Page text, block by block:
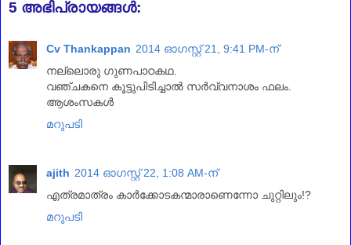
5 അഭിപ്രായങ്ങൾ:
Cv Thankappan 2014 ഓഗസ്റ്റ് 21, 9:41 PM-ന്
നല്ലൊരു ഗുണപാഠകഥ.
വഞ്ചകനെ കൂട്ടുപിടിച്ചാല്‍ സര്‍വ്വനാശം ഫലം.
ആശംസകള്‍
മറുപടി
ajith 2014 ഓഗസ്റ്റ് 22, 1:08 AM-ന്
എത്രമാത്രം കാര്‍ക്കോടകന്മാരാണെന്നോ ചുറ്റിലും!?
മറുപടി